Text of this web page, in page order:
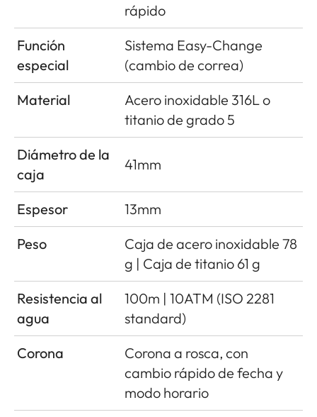
rápido
Función
especial
Sistema Easy-Change
(cambio de correa)
Material
Acero inoxidable 316L o
titanio de grado 5
Diámetro de la
caja
41mm
Espesor
13mm
Peso
Caja de acero inoxidable 78
g | Caja de titanio 61 g
Resistencia al
agua
100m | 10ATM (ISO 2281
standard)
Corona
Corona a rosca, con
cambio rápido de fecha y
modo horario